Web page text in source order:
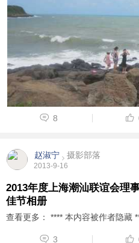
8
赵淑宁 摄影部落
2013-9-16
2013年度上海潮汕联谊会理
佳节相册
查看更多： **** 本内容被作者隐藏
3